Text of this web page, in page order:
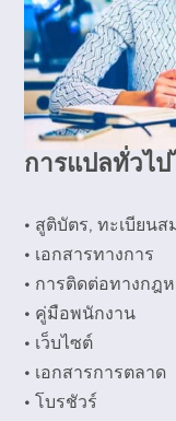
การแปลทั่วไป
• สูติบัตร, ทะเบียน
• เอกสารทางการ
• การติดต่อทางกฎ
• คู่มือพนักงาน
• เว็บไซต์
• เอกสารการตลาด
• โบรชัวร์